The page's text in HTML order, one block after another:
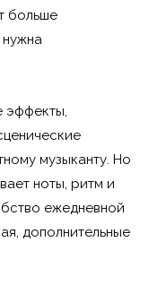
больше
эффекты,
музыканту. Но
ноты, ритм и
ежедневной
дополнительные